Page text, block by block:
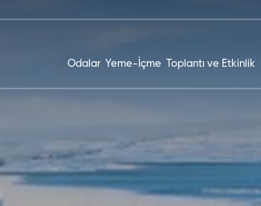
Odalar Yeme-İçme Toplantı ve Etkinlik